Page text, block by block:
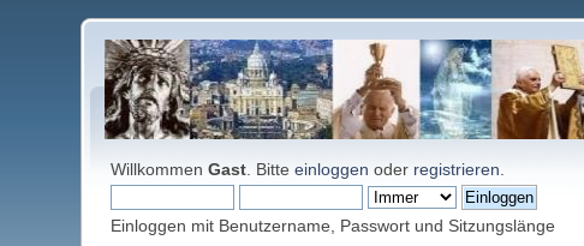
WillkommenGast . Bitteeinloggen oder registrieren
Einloggen mit Benutzername, Passwort und Sitzungslänge